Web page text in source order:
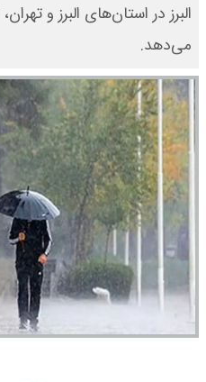
البرز در استان‌های البرز و
می‌دهد.